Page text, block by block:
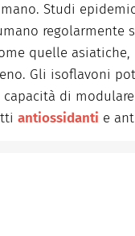
Studi
regolarmente
quelle
Gli isoflavoni
capacità di
antiossidanti e